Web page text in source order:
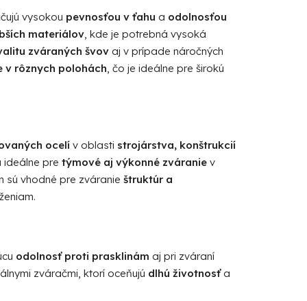
vysokou pevnosťou v ťahu a odolnosťou
materiálov , kde je potrebná vysoká
zváraných švov aj v prípade náročných
v rôznych polohách , čo je ideálne pre širokú
ocelí v oblasti strojárstva, konštrukcií
ideálne pre týmové aj výkonné zváranie v
sú vhodné pre zváranie štruktúr a
odolnosť proti prasklinám aj pri zváraní
zváračmi, ktorí oceňujú dlhú životnosťa